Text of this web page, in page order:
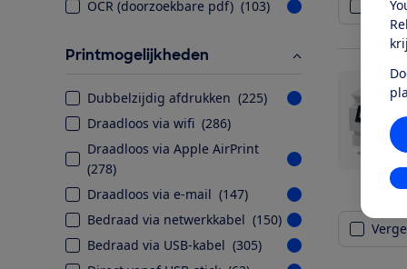
OCR (doorzoekbare pdf) (103)
Printmogelijkheden
Dubbelzijdig afdrukken (225)
Draadloos via wifi (286)
Draadloos via Apple AirPrint
(278)
Draadloos via e-mail (147)
Bedraad via netwerkkabel (150)
Bedraad via USB-kabel (305)